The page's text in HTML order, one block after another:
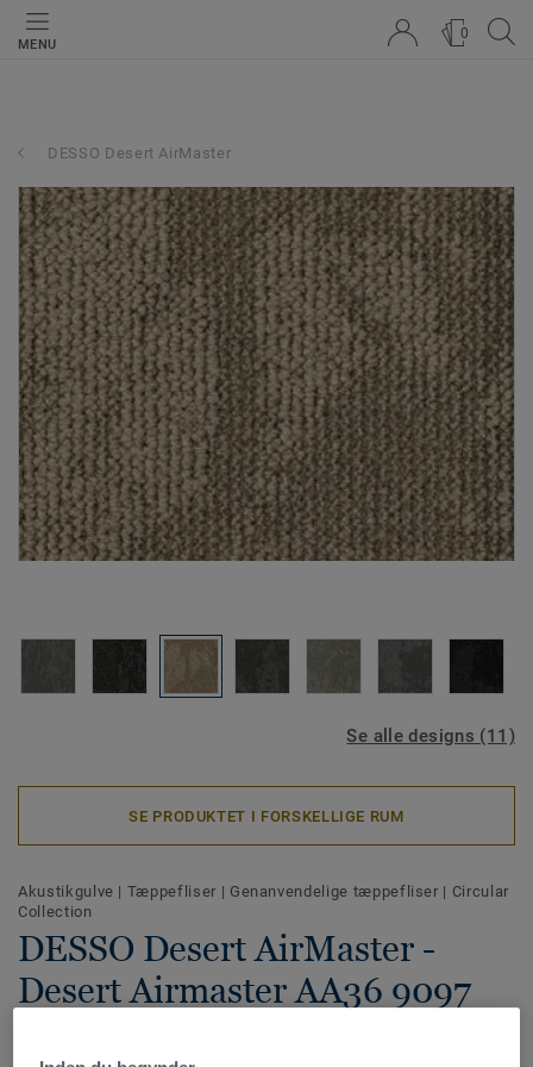
MENU
0
DESSO Desert AirMaster
Se alle designs (11)
SE PRODUKTET I FORSKELLIGE RUM
Akustikgulve | Tæppefliser | Genanvendelige tæppefliser | Circular
Collection
DESSO Desert AirMaster -
Desert Airmaster AA36 9097